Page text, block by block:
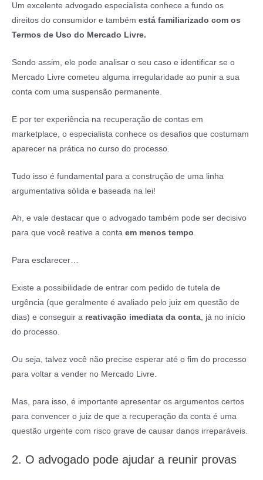
Um excelente advogado especialista conhece a fundo os
direitos do consumidor e também está familiarizado com os
Termos de Uso do Mercado Livre.
Sendo assim, ele pode analisar o seu caso e identificar se o
Mercado Livre cometeu alguma irregularidade ao punir a sua
conta com uma suspensão permanente.
E por ter experiência na recuperação de contas em
marketplace, o especialista conhece os desafios que costumam
aparecer na prática no curso do processo.
Tudo isso é fundamental para a construção de uma linha
argumentativa sólida e baseada na lei!
Ah, e vale destacar que o advogado também pode ser decisivo
para que você reative a conta em menos tempo.
Para esclarecer…
Existe a possibilidade de entrar com pedido de tutela de
urgência (que geralmente é avaliado pelo juiz em questão de
dias) e conseguir a reativação imediata da conta, já no início
do processo.
Ou seja, talvez você não precise esperar até o fim do processo
para voltar a vender no Mercado Livre.
Mas, para isso, é importante apresentar os argumentos certos
para convencer o juiz de que a recuperação da conta é uma
questão urgente com risco grave de causar danos irreparáveis.
2. O advogado pode ajudar a reunir provas